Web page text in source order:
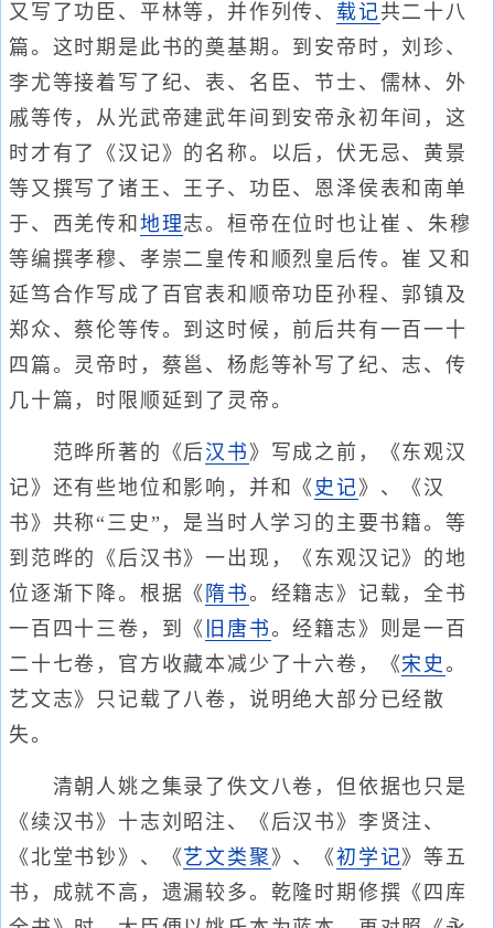
又写了功臣、平林等，并作列传、 载记共二十八
篇。这时期是此书的奠基期。到安帝时，刘珍、
李尤等接着写了纪、表、名臣、节士、儒林、外
戚等传，从光武帝建武年间到安帝永初年间，这
时才有了《汉记》的名称。以后，伏无忌、黄景
等又撰写了诸王、王子、功臣、恩泽侯表和南单
于、西羌传和 地理志。桓帝在位时也让崔、朱穆
等编撰孝穆、孝崇二皇传和顺烈皇后传。崔又和
延笃合作写成了百官表和顺帝功臣孙程、郭镇及
郑众、蔡伦等传。到这时候，前后共有一百一十
四篇。灵帝时，蔡邕、杨彪等补写了纪、志、传
几十篇，时限顺延到了灵帝。
范晔所著的《后汉书 》写成之前，《东观汉
记》还有些地位和影响，并和《 史记》、《汉
书》共称“三史”，是当时人学习的主要书籍。等
到范晔的《后汉书》一出现，《东观汉记》的地
位逐渐下降。根据《 隋书。经籍志》记载，全书
一百四十三卷，到《 旧唐书。经籍志》则是一百
二十七卷，官方收藏本减少了十六卷，《宋史。
艺文志》只记载了八卷，说明绝大部分已经散
失。
清朝人姚之集录了佚文八卷，但依据也只是
《续汉书》十志刘昭注、《后汉书》李贤注、
《北堂书钞》、《艺文类聚》、《初学记》等五
书，成就不高，遗漏较多。乾隆时期修撰《四库